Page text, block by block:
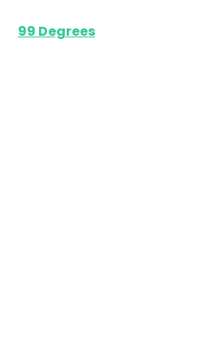
99 Degrees